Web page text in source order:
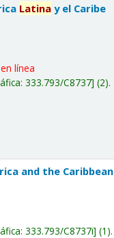
Latina y el Caribe
línea
333.793/C8737 (2).
and the Caribbean
333.793/C8737i (1).